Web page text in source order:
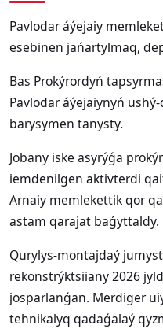
Pavlodar áýejaiy
esebinen jańartylmaq,
Bas Prokýrordyń
Pavlodar áýejaiynyń
barysymen tanysty.
Jobany iske asyrýǵa
iemdenilgen aktivterdi
Arnaiy memlekettik qor
astam qarajat baǵyttaldy.
Qurylys-montajdaý
rekonstrýktsiiany 2026
josparlanǵan. Merdiger
tehnikalyq qadaǵalaý